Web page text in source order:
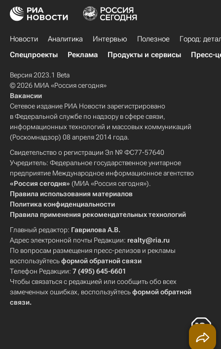
Новости Аналитика Интервью Полезное
Город:
Спецпроекты
Реклама Продукты и сервисы Пресс-
Версия 2023.1 Beta
© 2026 МИА «Россия сегодня»
Вакансии
Сетевое издание РИА Новости зарегистрировано
в Федеральной службе по надзору в сфере связи,
информационных технологий и массовых коммуникаций
(Роскомнадзор) 08 апреля 2014 года.
Свидетельство о регистрации Эл № ФС77-57640
Учредитель: Федеральное государственное унитарное
предприятие Международное информационное агентство
«Россия сегодня» (МИА «Россия сегодня»).
Правила использования материалов
Политика конфиденциальности
Правила применения рекомендательных технологий
Главный редактор: Гаврилова А.В.
Адрес электронной почты Редакции: realty@ria.ru
По вопросам размещения пресс-релизов и рекламы
воспользуйтесьформой обратной связи
Телефон Редакции: 7 (495) 645-6601
Чтобы связаться с редакцией или сообщить обо всех
замеченных ошибках, воспользуйтесьформой обратной
связи.